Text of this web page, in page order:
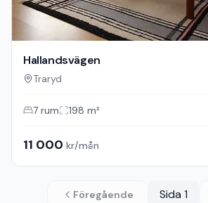
Hallandsvägen
Traryd
7 rum 198 m²
11 000 kr/mån
Föregående Sida 1